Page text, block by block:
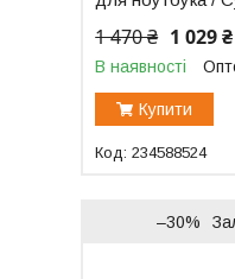
1 470 ₴ 1 029 ₴
В наявності
Купити
234588524
–30%